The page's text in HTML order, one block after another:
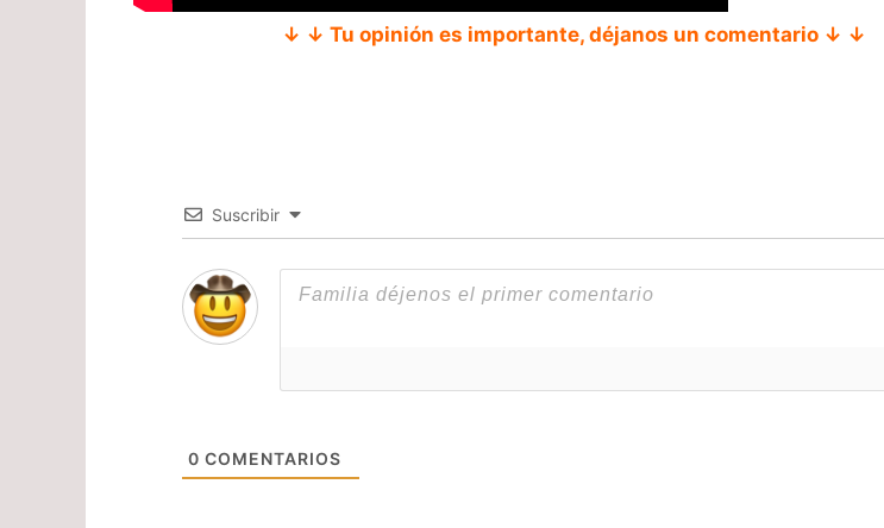
↓ ↓ Tu opinión es importante, déjanos un comentario ↓ ↓
Suscribir
0 COMENTARIOS